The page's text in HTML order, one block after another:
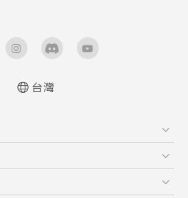
User manual
台灣